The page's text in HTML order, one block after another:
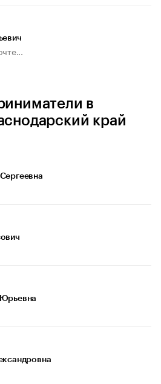
в
край